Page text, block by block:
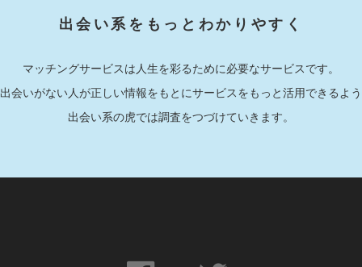
出会い系をもっとわかりやすく
マッチングサービスは人生を彩るために必要なサービスです。
出会いがない人が正しい情報をもとにサービスをもっと活用できるよう
出会い系の虎では調査をつづけていきます。